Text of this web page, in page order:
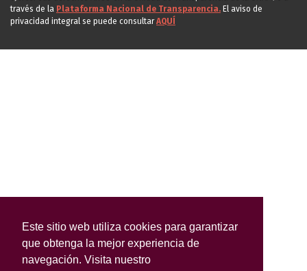
Este sitio web utiliza cookies para garantizar
que obtenga la mejor experiencia de
navegación. Visita nuestro
través de la Plataforma Nacional de Transparencia. El aviso de
privacidad integral se puede consultarAQUÍ